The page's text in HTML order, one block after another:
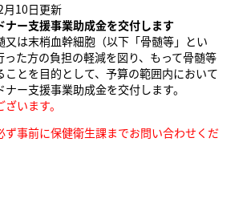
月10日更新
ナー支援事業助成金を交付します
又は末梢血幹細胞（以下「骨髄等」とい
った方の負担の軽減を図り、もって骨髄等
ことを目的として、予算の範囲内において
ー支援事業助成金を交付します。
います。
ず事前に保健衛生課までお問い合わせくだ